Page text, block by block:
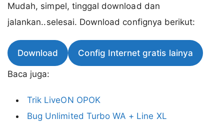
Mudah, simpel, tinggal download dan
jalankan..selesai. Download confignya berikut:
Download Config Internet gratis lainya
Baca juga:
Trik LiveON OPOK
Bug Unlimited Turbo WA + Line XL